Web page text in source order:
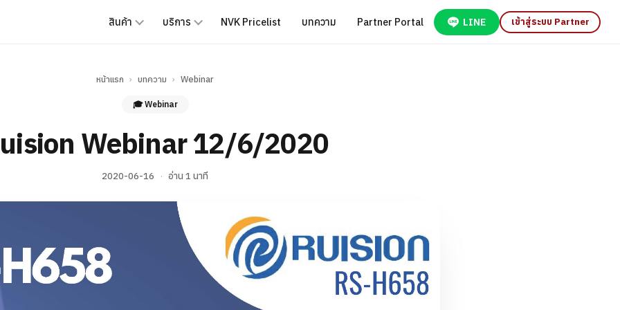
สินค้า บริการ NVK Pricelist บทความ Partner Portal LINE เข้าสู่ระบบ Partner
หน้าแรก › บทความ › Webinar
🎓 Webinar
Webinar 12/6/2020
2020-06-16 · อ่าน 1 นาที